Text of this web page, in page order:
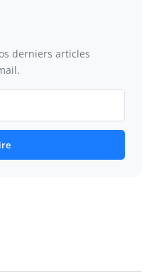
derniers articles